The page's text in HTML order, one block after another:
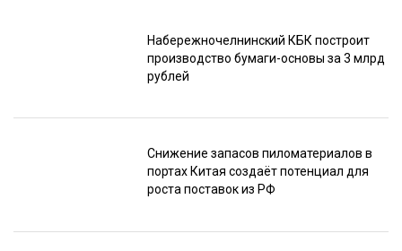
Набережночелнинский КБК построит
производство бумаги-основы за 3 млрд
рублей
Снижение запасов пиломатериалов в
портах Китая создаёт потенциал для
роста поставок из РФ